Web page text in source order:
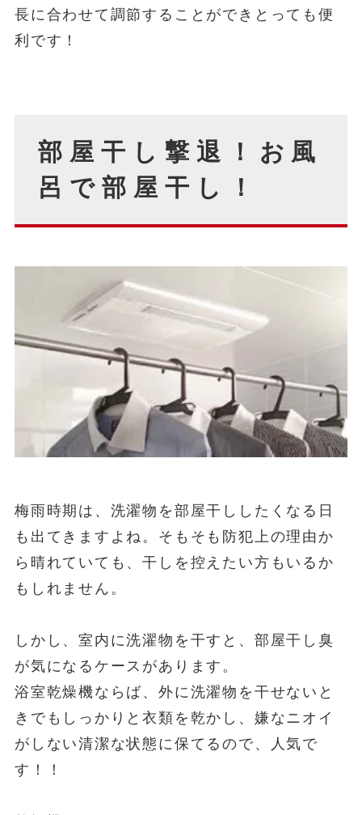
長に合わせて調節することができとっても便
利です！
部屋干し撃退！お風
呂で部屋干し！
梅雨時期は、洗濯物を部屋干ししたくなる日
も出てきますよね。そもそも防犯上の理由か
ら晴れていても、干しを控えたい方もいるか
もしれません。
しかし、室内に洗濯物を干すと、部屋干し臭
が気になるケースがあります。
浴室乾燥機ならば、外に洗濯物を干せないと
きでもしっかりと衣類を乾かし、嫌なニオイ
がしない清潔な状態に保てるので、人気で
す！！